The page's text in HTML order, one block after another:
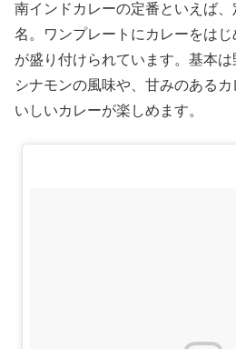
南インドカレーの定番といえば
名。ワンプレートにカレーをは
が盛り付けられています。基本は
シナモンの風味や、甘みのある
いしいカレーが楽しめます。